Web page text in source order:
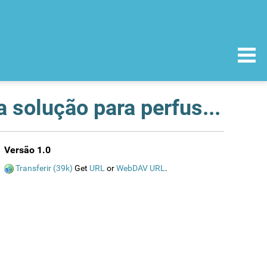
Herceptin (trastuzumab) pó para concentrado para solução para perfusão, 150 mg. Fissuras no vidro dos frascos para injectáveis - risco de não esterilidade - todos os lotes
Versão 1.0
Transferir (39k) Get URL orWebDAV URL .